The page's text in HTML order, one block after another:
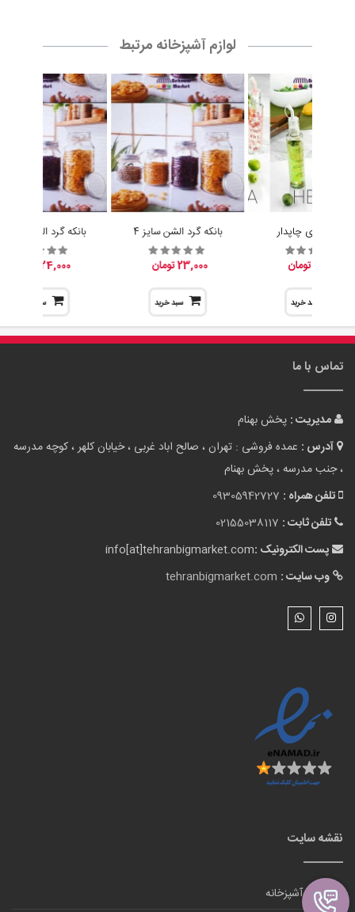
لوازم آشپزخانه مرتبط
آبلیموخوری چاپدار
سبد خرید
بانکه گرد الشن سایز 4
23,000 تومان
سبد خرید
بانکه گرد الشن سایز 3
24,000 تومان
سبد خرید
تماس با ما
مدیریت : پخش بهنام
آدرس : عمده فروشی : تهران ، صالح اباد غربی ، خیابان کلهر ، کوچه مدرسه
، جنب مدرسه ، پخش بهنام
تلفن همراه : 09305942727
تلفن ثابت : 02155038117
پست الکترونیک :info[at]tehranbigmarket.com
وب سایت : tehranbigmarket.com
نقشه سایت
لوازم آشپزخانه